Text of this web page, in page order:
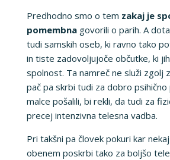
Predhodno smo o tem zakaj je
pomembnagovorili o parih. A
tudi samskih oseb, ki ravno tako
in tiste zadovoljujoče občutke, ki
spolnost. Ta namreč ne služi zgolj
pač pa skrbi tudi za dobro psihično
malce pošalili, bi rekli, da tudi za
precej intenzivna telesna vadba.
Pri takšni pa človek pokuri kar
obenem poskrbi tako za boljšo